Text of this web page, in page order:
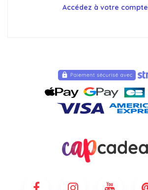
Accédez à votre compte